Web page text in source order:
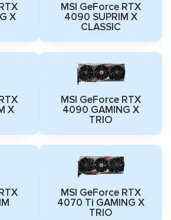
X
MSI GeForce RTX
4090 SUPRIM X
CLASSIC
X
MSI GeForce RTX
4090 GAMING X
TRIO
MSI GeForce RTX
4070 Ti GAMING X
TRIO